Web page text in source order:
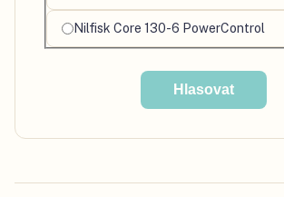
Nilfisk Core 130-6 PowerControl
Hlasovat